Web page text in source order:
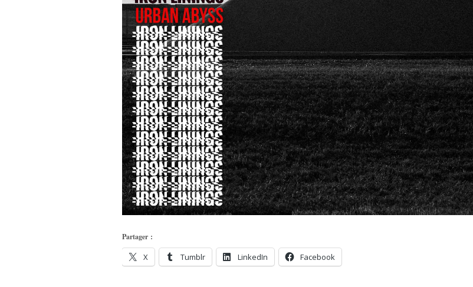
Partager :
X Tumblr LinkedIn Facebook